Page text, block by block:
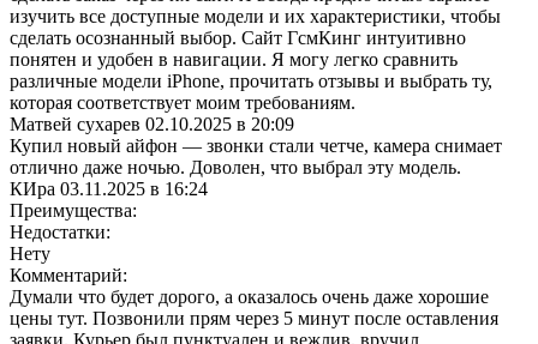
изучить все доступные модели и их характеристики, чтобы
сделать осознанный выбор. Сайт ГсмКинг интуитивно
понятен и удобен в навигации. Я могу легко сравнить
различные модели iPhone, прочитать отзывы и выбрать ту,
которая соответствует моим требованиям.
Матвей сухарев 02.10.2025 в 20:09
Купил новый айфон — звонки стали четче, камера снимает
отлично даже ночью. Доволен, что выбрал эту модель.
КИра 03.11.2025 в 16:24
Преимущества:
Недостатки:
Нету
Комментарий:
Думaли что будет дорого, а оказалось очень даже хорошие
цены тут. Позвонили прям через 5 минут после оставления
заявки. Курьер был пунктуалeн и вежлив, вручил